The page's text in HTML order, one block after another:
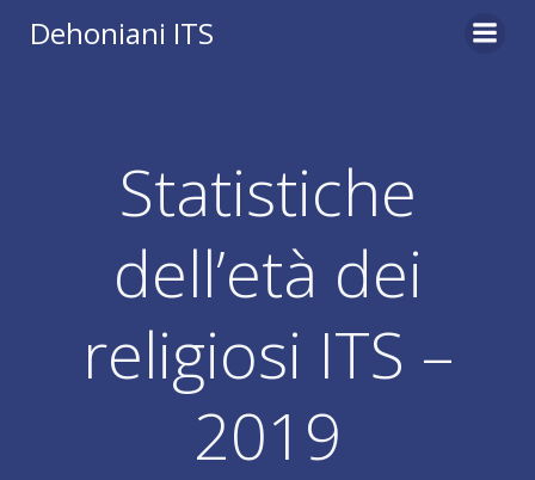
Dehoniani ITS
Statistiche
dell’età dei
religiosi ITS –
2019